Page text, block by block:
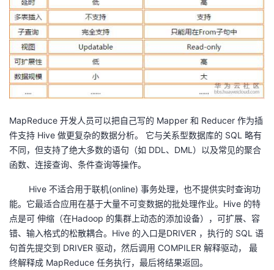
MapReduce 开发人员可以把自己写的 Mapper 和 Reducer 作为插
件支持 Hive 做更复杂的数据分析。 它与关系型数据库的 SQL 略有
不同，但支持了绝大多数的语句（如 DDL、DML）以及常见的聚合
函数、连接查询、条件查询等操作。
Hive 不适合用于联机(online) 事务处理，也不提供实时查询功
能。它最适合应用在基于大量不可变数据的批处理作业。Hive 的特
点是可 伸缩（在Hadoop 的集群上动态的添加设备），可扩展、容
错、输入格式的松散耦合。Hive 的入口是DRIVER ，执行的 SQL 语
句首先提交到 DRIVER 驱动，然后调用 COMPILER 解释驱动， 最
终解释成 MapReduce 任务执行，最后将结果返回。